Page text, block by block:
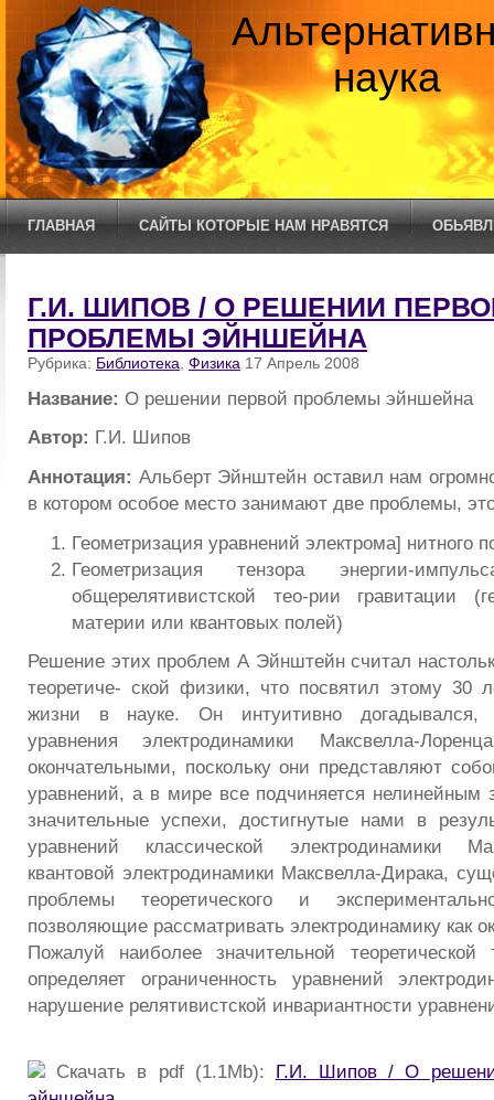
наука
ГЛАВНАЯ САЙТЫ КОТОРЫЕ НАМ НРАВЯТСЯ
Г.И. ШИПОВ / О РЕШЕНИИ
ПРОБЛЕМЫ ЭЙНШЕЙНА
Рубрика: Библиотека Физика 17 Апрель 2008
Название: О решении первой проблемы эйншейна
Автор: Г.И. Шипов
Аннотация: Альберт Эйнштейн оставил нам
в котором особое место занимают две проблемы,
Геометризация уравнений электрома] нитного
Геометризация тензора энергии-
общерелятивистской тео-рии гравитации
материи или квантовых полей)
Решение этих проблем А Эйнштейн считал
теоретиче- ской физики, что посвятил этому 30
жизни в науке. Он интуитивно догадывался,
уравнения электродинамики Максвелла-
окончательными, поскольку они представляют
уравнений, а в мире все подчиняется нелинейным
значительные успехи, достигнутые нами в
уравнений классической электродинамики
квантовой электродинамики Максвелла-Дирака,
проблемы теоретического и
позволяющие рассматривать электродинамику как
Пожалуй наиболее значительной теоретической
определяет ограниченность уравнений
нарушение релятивистской инвариантности
Скачать в pdf (1.1Mb): Г.И. Шипов / О